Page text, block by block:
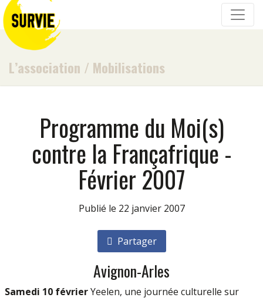
L’association / Mobilisations
Programme du Moi(s)
contre la Françafrique -
Février 2007
Publié le 22 janvier 2007
Partager
Avignon-Arles
Samedi 10 févrierYeelen, une journée culturelle sur